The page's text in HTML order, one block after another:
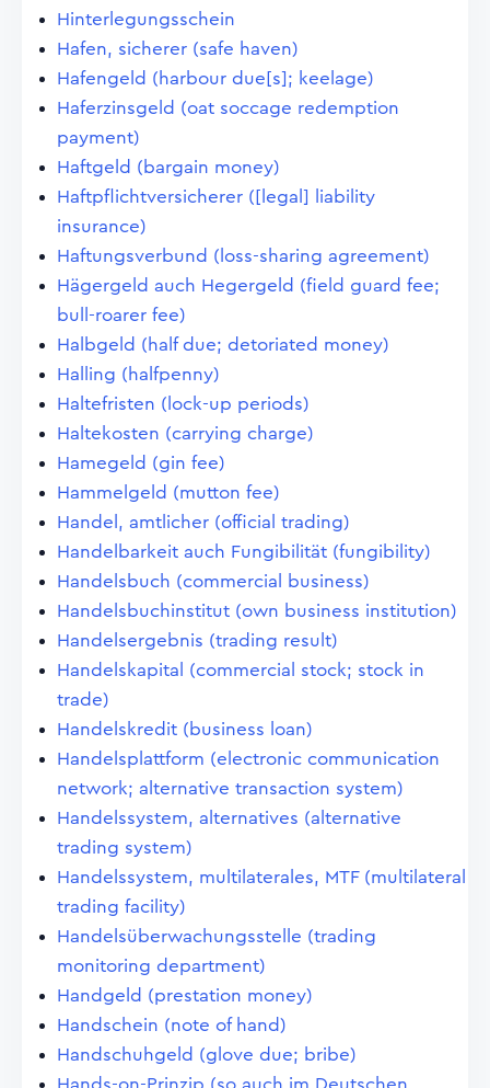
Hinterlegungsschein
Hafen, sicherer (safe haven)
Hafengeld (harbour due[s]; keelage)
Haferzinsgeld (oat soccage redemption
payment)
Haftgeld (bargain money)
Haftpflichtversicherer ([legal] liability
insurance)
Haftungsverbund (loss-sharing agreement)
Hägergeld auch Hegergeld (field guard fee;
bull-roarer fee)
Halbgeld (half due; detoriated money)
Halling (halfpenny)
Haltefristen (lock-up periods)
Haltekosten (carrying charge)
Hamegeld (gin fee)
Hammelgeld (mutton fee)
Handel, amtlicher (official trading)
Handelbarkeit auch Fungibilität (fungibility)
Handelsbuch (commercial business)
Handelsbuchinstitut (own business institution)
Handelsergebnis (trading result)
Handelskapital (commercial stock; stock in
trade)
Handelskredit (business loan)
Handelsplattform (electronic communication
network; alternative transaction system)
Handelssystem, alternatives (alternative
trading system)
Handelssystem, multilaterales, MTF (multilateral
trading facility)
Handelsüberwachungsstelle (trading
monitoring department)
Handgeld (prestation money)
Handschein (note of hand)
Handschuhgeld (glove due; bribe)
Hands-on-Prinzip (so auch im Deutschen